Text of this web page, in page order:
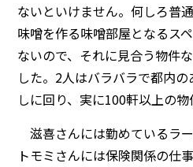
ないといけません。何しろ普
味噌を作る味噌部屋となるス
ないので、それに見合う物件
した。2人はバラバラで都内
しに回り、実に100軒以上の物
滋喜さんには勤めているラ
トモミさんには保険関係の仕